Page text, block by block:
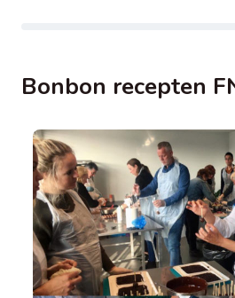
Bonbon recepten